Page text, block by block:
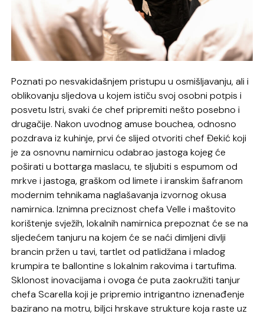
Poznati po nesvakidašnjem pristupu u osmišljavanju, ali i
oblikovanju sljedova u kojem ističu svoj osobni potpis i
posvetu Istri, svaki će chef pripremiti nešto posebno i
drugačije. Nakon uvodnog amuse bouchea, odnosno
pozdrava iz kuhinje, prvi će slijed otvoriti chef Đekić koji
je za osnovnu namirnicu odabrao jastoga kojeg će
poširati u bottarga maslacu, te sljubiti s espumom od
mrkve i jastoga, graškom od limete i iranskim šafranom
modernim tehnikama naglašavanja izvornog okusa
namirnica. Iznimna preciznost chefa Velle i maštovito
korištenje svježih, lokalnih namirnica prepoznat će se na
sljedećem tanjuru na kojem će se naći dimljeni divlji
brancin pržen u tavi, tartlet od patlidžana i mladog
krumpira te ballontine s lokalnim rakovima i tartufima.
Sklonost inovacijama i ovoga će puta zaokružiti tanjur
chefa Scarella koji je pripremio intrigantno iznenađenje
bazirano na motru, biljci hrskave strukture koja raste uz